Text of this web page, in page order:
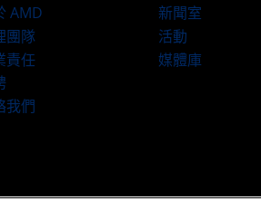
AMD
團隊
責任
我們
新聞室
活動
媒體庫